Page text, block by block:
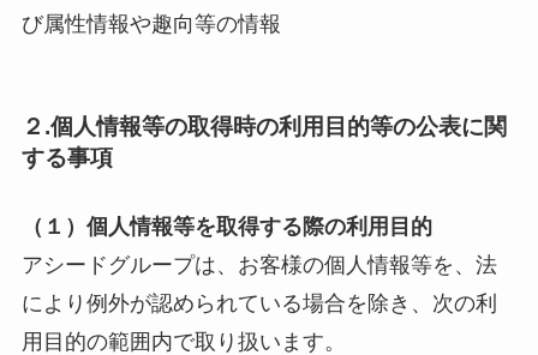
び属性情報や趣向等の情報
２.個人情報等の取得時の利用目的等の公表に関
する事項
（１）個人情報等を取得する際の利用目的
アシードグループは、お客様の個人情報等を、法
により例外が認められている場合を除き、次の利
用目的の範囲内で取り扱います。